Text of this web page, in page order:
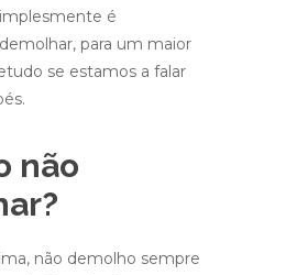
é
para um maior
se estamos a falar
não
não demolho sempre